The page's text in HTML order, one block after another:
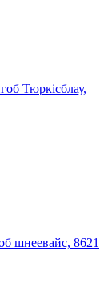
Тюркісблау,
шнеевайс, 8621